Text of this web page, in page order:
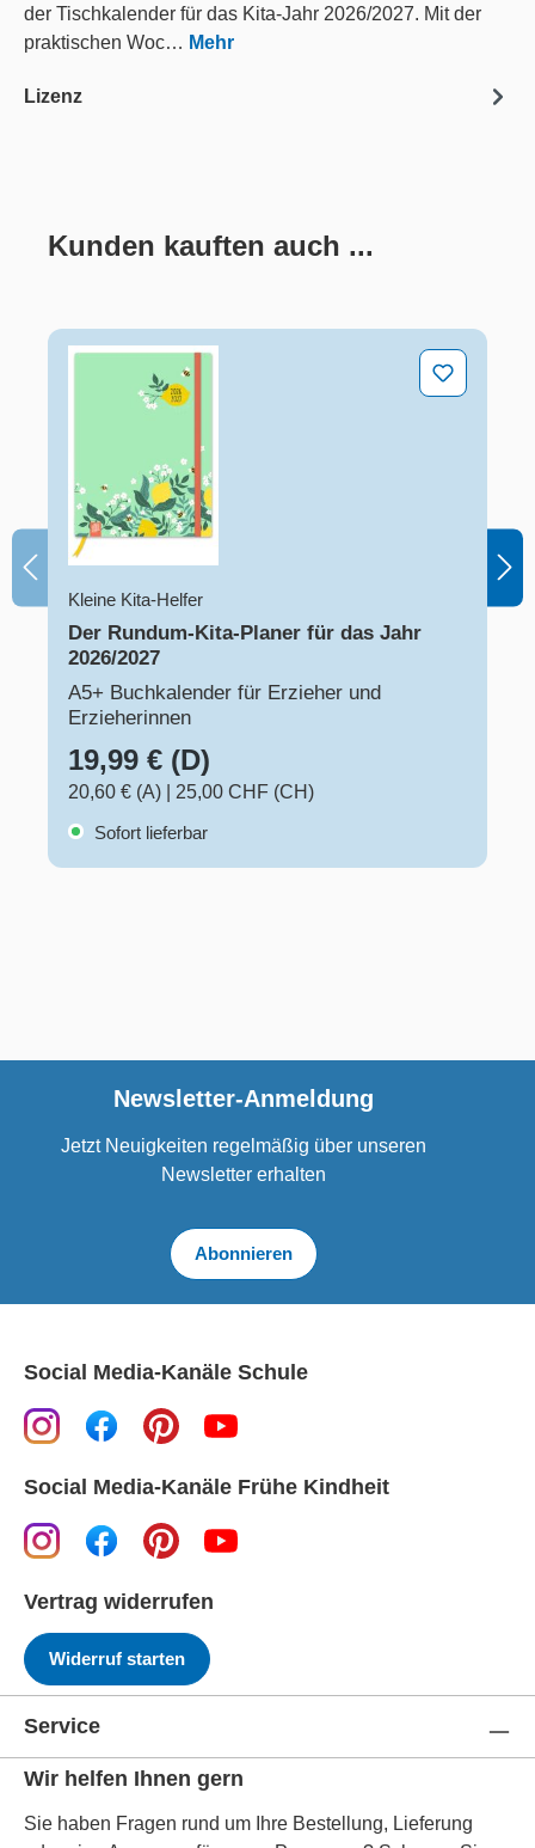
der Tischkalender für das Kita-Jahr 2026/2027. Mit der
praktischen Woc… Mehr
Lizenz
Produktgalerie überspringen
Kunden kauften auch ...
Der Rundum-Kita-Planer für das Jahr 2026/2027
Kleine Kita-Helfer
Der Rundum-Kita-Planer für das Jahr
2026/2027
A5+ Buchkalender für Erzieher und
Erzieherinnen
19,99 € (D)
20,60 € (A)
25,00 CHF (CH)
Sofort lieferbar
Newsletter-Anmeldung
Jetzt Neuigkeiten regelmäßig über unseren
Newsletter erhalten
Abonnieren
Social Media-Kanäle Schule
Social Media-Kanäle Frühe Kindheit
Vertrag widerrufen
Widerruf starten
Service
Wir helfen Ihnen gern
Sie haben Fragen rund um Ihre Bestellung, Lieferung